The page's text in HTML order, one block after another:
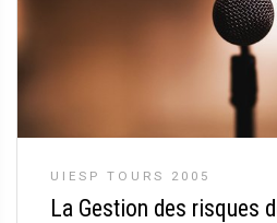
UIESP TOURS 2005
La Gestion des risques